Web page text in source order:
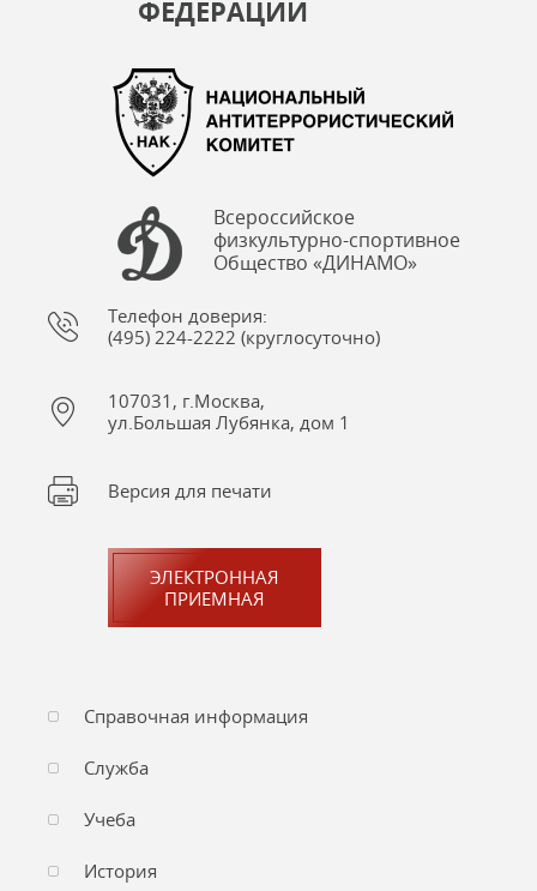
ФЕДЕРАЦИИ
Всероссийское
физкультурно-спортивное
Общество «ДИНАМО»
Телефон доверия:
(495) 224-2222 (круглосуточно)
107031, г.Москва,
ул.Большая Лубянка, дом 1
Версия для печати
ЭЛЕКТРОННАЯ
ПРИЕМНАЯ
Справочная информация
Служба
Учеба
История